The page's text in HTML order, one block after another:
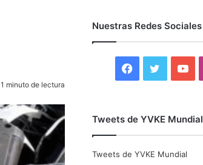
1 minuto de lectura
Nuestras Redes Sociales
F
c
i
Y
u
Tweets de YVKE Mundial
Tweets de YVKE Mundial